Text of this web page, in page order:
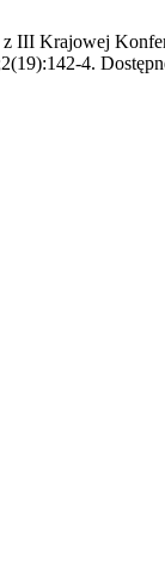
III Krajowej
4.